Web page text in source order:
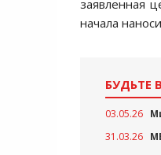
заявленная
начала
БУДЬТЕ
03.05.26
31.03.26